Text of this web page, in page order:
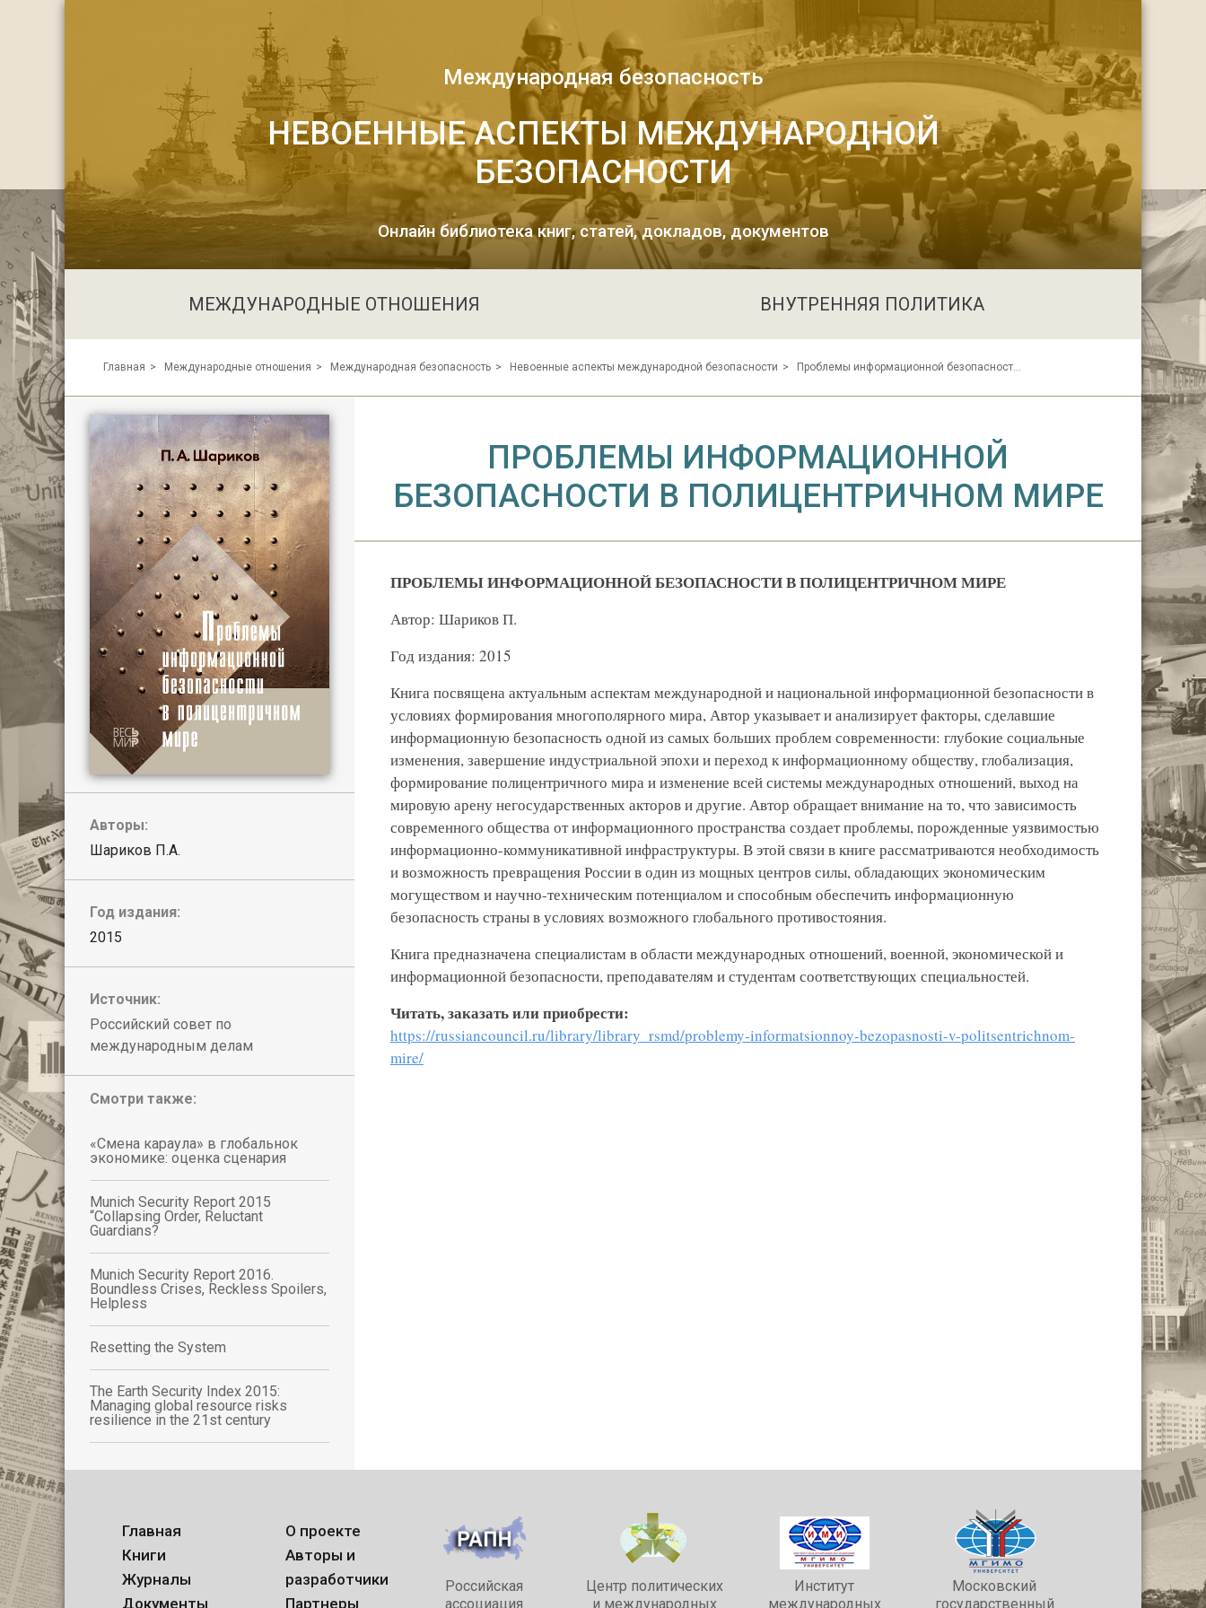
Международная безопасность
НЕВОЕННЫЕ АСПЕКТЫ МЕЖДУНАРОДНОЙ
БЕЗОПАСНОСТИ
Онлайн библиотека книг, статей, докладов, документов
МЕЖДУНАРОДНЫЕ ОТНОШЕНИЯ ВНУТРЕННЯЯ ПОЛИТИКА
Главная Международные отношения Международная безопасность Невоенные аспекты международной безопасности
Авторы:
Шариков П.А.
Год издания:
2015
Источник:
Российский совет по
международным делам
Смотри также:
«Смена караула» в глобальнок
экономике: оценка сценария
Munich Security Report 2015
“Collapsing Order, Reluctant
Guardians?
Munich Security Report 2016.
Boundless Crises, Reckless Spoilers,
Helpless
Resetting the System
The Earth Security Index 2015:
Managing global resource risks
resilience in the 21st century
ПРОБЛЕМЫ ИНФОРМАЦИОННОЙ
БЕЗОПАСНОСТИ В ПОЛИЦЕНТРИЧНОМ МИРЕ
ПРОБЛЕМЫ ИНФОРМАЦИОННОЙ БЕЗОПАСНОСТИ В ПОЛИЦЕНТРИЧНОМ МИРЕ
Автор: Шариков П.
Год издания: 2015
Книга посвящена актуальным аспектам международной и национальной информационной безопасности в
условиях формирования многополярного мира, Автор указывает и анализирует факторы, сделавшие
информационную безопасность одной из самых больших проблем современности: глубокие социальные
изменения, завершение индустриальной эпохи и переход к информационному обществу, глобализация,
формирование полицентричного мира и изменение всей системы международных отношений, выход на
мировую арену негосударственных акторов и другие. Автор обращает внимание на то, что зависимость
современного общества от информационного пространства создает проблемы, порожденные уязвимостью
информационно-коммуникативной инфраструктуры. В этой связи в книге рассматриваются необходимость
и возможность превращения России в один из мощных центров силы, обладающих экономическим
могуществом и научно-техническим потенциалом и способным обеспечить информационную
безопасность страны в условиях возможного глобального противостояния.
Книга предназначена специалистам в области международных отношений, военной, экономической и
информационной безопасности, преподавателям и студентам соответствующих специальностей.
Читать, заказать или приобрести:
https://russiancouncil.ru/library/library_rsmd/problemy-informatsionnoy-bezopasnosti-v-politsentrichnom-
mire/
Главная
Книги
Журналы
Документы
О проекте
Авторы и
разработчики
Партнеры
Роccийская
ассоциация
Центр политических
и международных
Институт
международных
Московский
государственный